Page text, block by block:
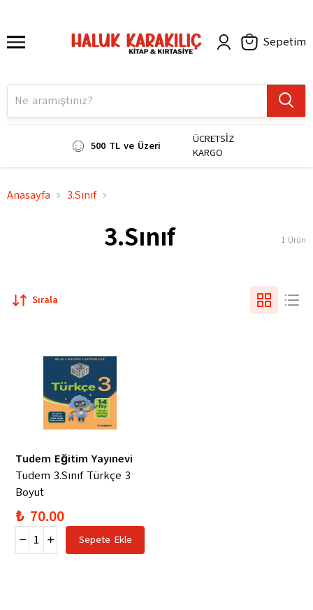
Sepetim
500 TL ve Üzeri
ÜCRETSİZ
KARGO
Anasayfa 3.Sınıf
3.Sınıf 1 Ürün
Sırala
Tudem Eğitim Yayınevi
Tudem 3.Sınıf Türkçe 3
Boyut
₺ 70.00
Sepete Ekle